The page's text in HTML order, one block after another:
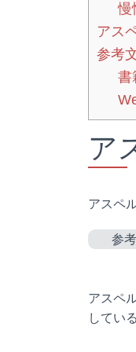
慢
アス
参考
書
ア
アスペ
参考
アスペ
してい